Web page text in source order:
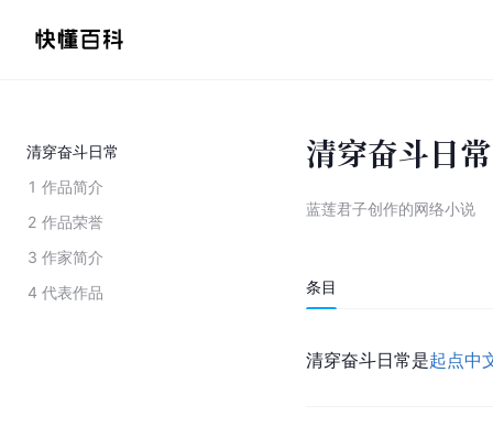
清穿奋斗日常
1 作品简介
2 作品荣誉
3 作家简介
4 代表作品
清穿奋斗日常
蓝莲君子创作的网络小说
条目
清穿奋斗日常是起点中